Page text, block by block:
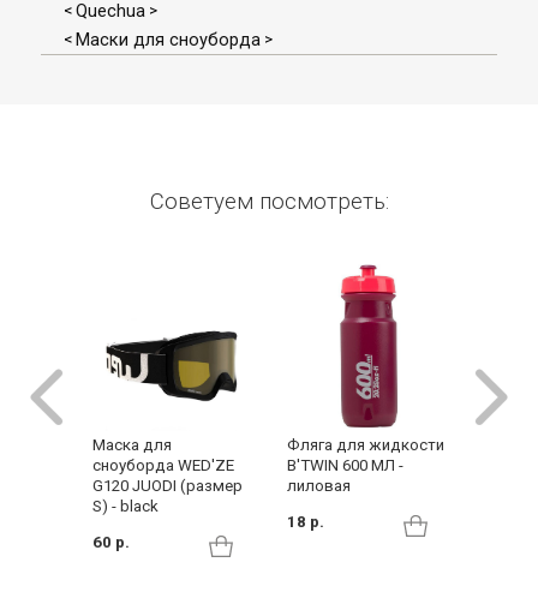
< Quechua >
< Маски для сноуборда >
Советуем посмотреть:
Маска для
сноуборда WED'ZE
G120 JUODI (размер
S) - black
60 р.
Фляга для жидкости
B'TWIN 600 МЛ -
лиловая
18 р.